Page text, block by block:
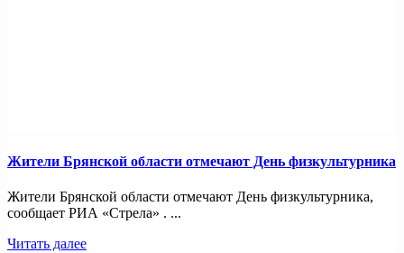
Жители Брянской области отмечают День физкультурника
Жители Брянской области отмечают День физкультурника,
сообщает РИА «Стрела» . ...
Читать далее